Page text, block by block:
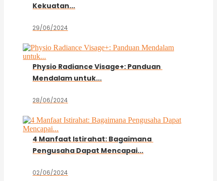
Kekuatan...
29/06/2024
Physio Radiance Visage+: Panduan
Mendalam untuk...
28/06/2024
4 Manfaat Istirahat: Bagaimana
Pengusaha Dapat Mencapai...
02/06/2024